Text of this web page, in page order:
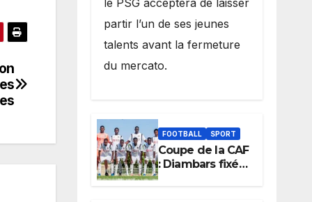
partir l’un de ses jeunes
talents avant la fermeture
du mercato.
FOOTBALL SPORT
Coupe de la CAF
: Diambars fixé
sur son destin